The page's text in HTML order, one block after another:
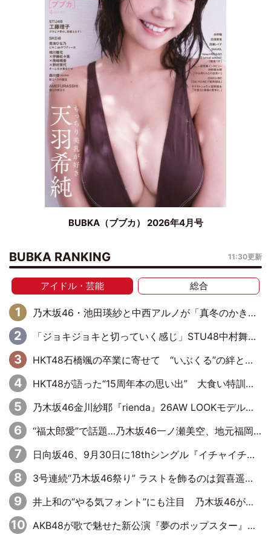
BUBKA（ブブカ） 2026年4月号
BUBKA RANKING 11:30更新
アイドル・芸能 総合
乃木坂46・池田瑛紗と中西アルノが「真冬のかき氷」騒動で火花散らす！ 因縁の裏にあるのは、逆境をともに“凌”ぐ似た者同士の絆
「ジョキジョキと切っていく感じ」STU48中村舞、新しい挑戦は自らの手で
HKT48石橋颯の卒業に寄せて “いぶくる”の絆と後輩・龍頭綺音の決意
HKT48が語った“15周年本の思い出” 大食い特訓・守護霊企画・制服グラビア…盛りだくさんの裏話
乃木坂46金川紗耶『rienda』26AW LOOKモデルに就任
“福太郎愛”で話題…乃木坂46一ノ瀬美空、地元福岡『めんべい25周年トップサポーター』に就任
日向坂46、9月30日に18thシングル『イチャイチャ虫』の発売決定！ フォーメーションは『日向坂で会いましょう』にて発表
3号連続“乃木坂46祭り” ラストを飾るのは賀喜遥香…5年ぶりの登場に「5年分大人になった私を見ていただけたら」
井上和の“やる気フォント”にも注目 乃木坂46が挑んだ書道パフォーマンスの舞台裏
AKB48が歌で魅せた新公演『夢のポップスター』 初日から全身全霊のステージ